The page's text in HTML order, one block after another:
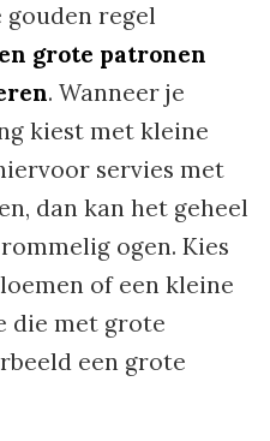
gouden regel
grote patronen
. Wanneer je
kiest met kleine
servies met
dan kan het geheel
ogen. Kies
of een kleine
die met grote
een grote